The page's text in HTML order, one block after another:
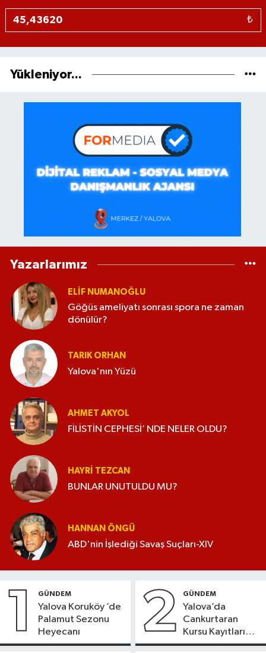
₺
Yükleniyor...
Yazarlarımız
ELİF NUMANOĞLU
Göğüs ameliyatı sonrası spora ne zaman
dönülür?
TARIK ORHAN
Yalova'nın Yüzü
AHMET AKYOL
FİLİSTİN CEPHESİ’ NDE NELER OLDU?
HAYRI TEZCAN
BUNLAR UNUTULDU MU?
HANNAN ÖNGÜ
ABD'nin İşlediği Savaş Suçları-XIV
1 GÜNDEM
Yalova Koruköy ’de
Palamut Sezonu
Heyecanı
2 GÜNDEM
Yalova’da
Cankurtaran
Kursu Kayıtları
Başladı